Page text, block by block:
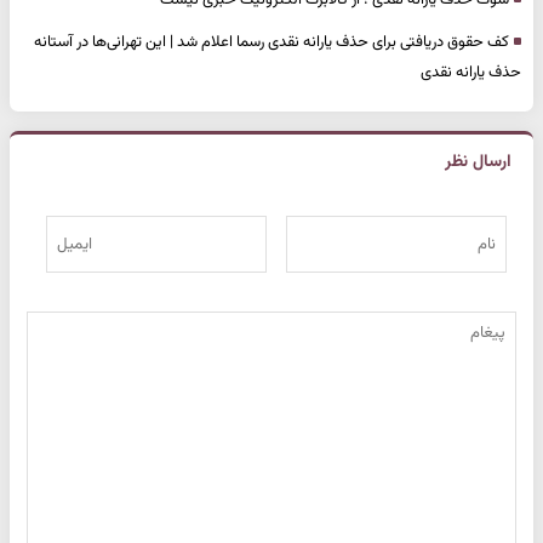
کف حقوق دریافتی برای حذف یارانه نقدی رسما اعلام شد | این تهرانی‌ها در آستانه
حذف یارانه نقدی
ارسال نظر